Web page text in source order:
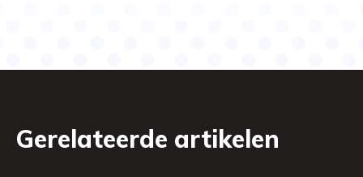
Gerelateerde artikelen